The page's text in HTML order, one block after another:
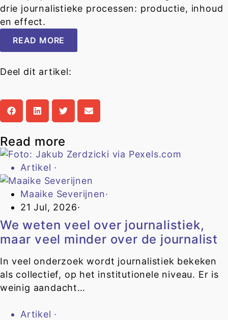
drie journalistieke processen: productie, inhoud
en effect.
READ MORE
Deel dit artikel:
Read more
Artikel ·
Maaike Severijnen·
21 Jul, 2026·
We weten veel over journalistiek,
maar veel minder over de journalist
In veel onderzoek wordt journalistiek bekeken
als collectief, op het institutionele niveau. Er is
weinig aandacht…
Artikel ·